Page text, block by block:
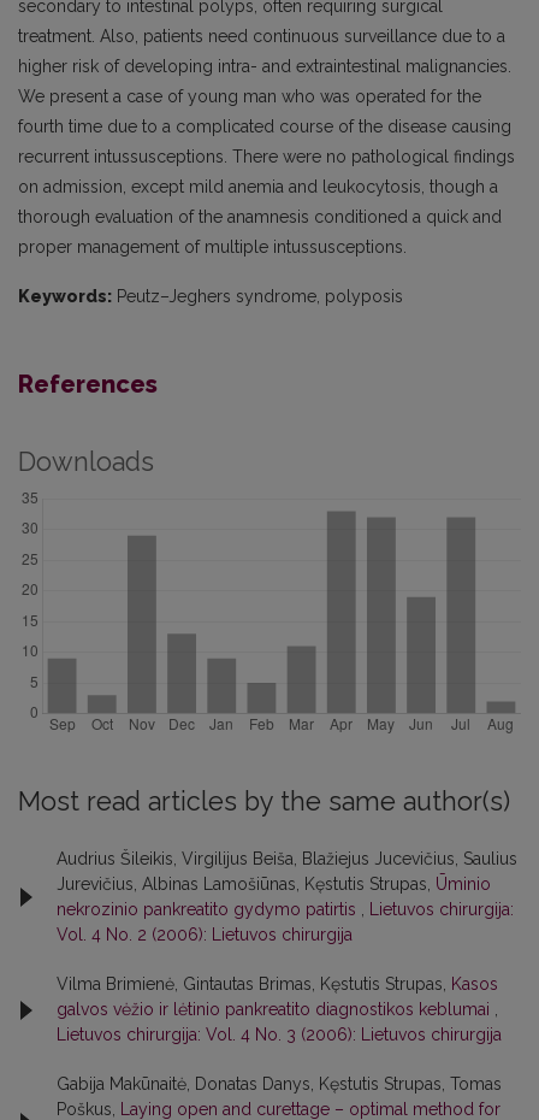
secondary to intestinal polyps, often requiring surgical
treatment. Also, patients need continuous surveillance due to a
higher risk of developing intra- and extraintestinal malignancies.
We present a case of young man who was operated for the
fourth time due to a complicated course of the disease causing
recurrent intussusceptions. There were no pathological findings
on admission, except mild anemia and leukocytosis, though a
thorough evaluation of the anamnesis conditioned a quick and
proper management of multiple intussusceptions.
Keywords: Peutz–Jeghers syndrome, polyposis
References
Downloads
Most read articles by the same author(s)
Audrius Šileikis, Virgilijus Beiša, Blažiejus Jucevičius, Saulius
Jurevičius, Albinas Lamošiūnas, Kęstutis Strupas, Ūminio
nekrozinio pankreatito gydymo patirtis
Lietuvos chirurgija:
Vol. 4 No. 2 (2006): Lietuvos chirurgija
Vilma Brimienė, Gintautas Brimas, Kęstutis Strupas,
Kasos
galvos vėžio ir lėtinio pankreatito diagnostikos keblumai
Lietuvos chirurgija: Vol. 4 No. 3 (2006): Lietuvos chirurgija
Gabija Makūnaitė, Donatas Danys, Kęstutis Strupas, Tomas
Poškus,
Laying open and curettage – optimal method for